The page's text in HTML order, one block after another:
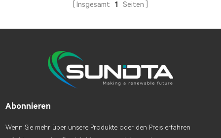
modifizierter Sinuswellen-
Insgesamt 1 Seiten
Abonnieren
Wenn Sie mehr über unsere Produkte oder den Preis erfahren